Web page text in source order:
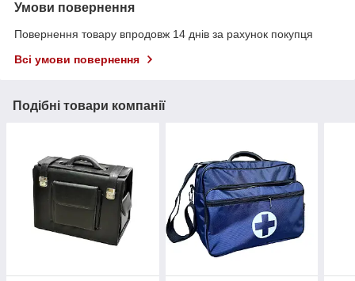
Умови повернення
Повернення товару впродовж 14 днів за рахунок покупця
Всі умови повернення
Подібні товари компанії